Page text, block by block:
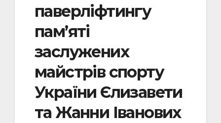
паверліфтингу
пам’яті
заслужених
майстрів спорту
України Єлизавети
та Жанни Іванових